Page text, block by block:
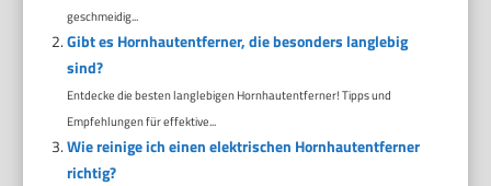
geschmeidig...
Gibt es Hornhautentferner, die besonders langlebig
sind?
Entdecke die besten langlebigen Hornhautentferner! Tipps und
Empfehlungen für effektive...
Wie reinige ich einen elektrischen Hornhautentferner
richtig?